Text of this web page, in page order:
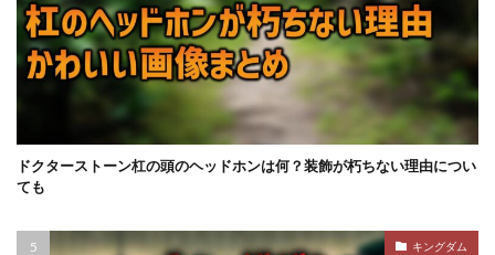
ドクターストーン杠の頭のヘッドホンは何？装飾が朽ちない理由につい
ても
キングダム